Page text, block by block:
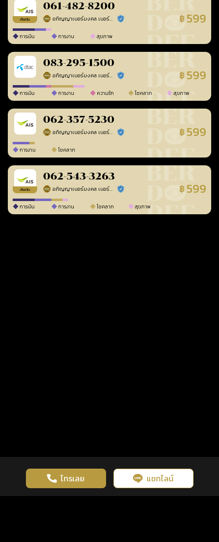
เติมเงิน
061-482-8200
อภิญญาเบอร์มงคล เบอร์สวยเลขศาสตร์ ร้านยืนยันแล้ว ฿ 599
การเงิน การงาน สุขภาพ
083-295-1500
อภิญญาเบอร์มงคล เบอร์สวยเลขศาสตร์ ร้านยืนยันแล้ว ฿ 599
การเงิน การงาน ความรัก โชคลาภ สุขภาพ
062-357-5230
อภิญญาเบอร์มงคล เบอร์สวยเลขศาสตร์ ร้านยืนยันแล้ว ฿ 599
การงาน โชคลาภ
เติมเงิน
062-543-3263
อภิญญาเบอร์มงคล เบอร์สวยเลขศาสตร์ ร้านยืนยันแล้ว ฿ 599
การเงิน การงาน โชคลาภ สุขภาพ
โทรเลย แชทไลน์
เว็บไซต์นี้มีการใช้งานคุกกี้ เพื่อเพิ่มประสิทธิภาพและประสบการณ์ที่ดี
ในการใช้งานเว็บไซต์ นโยบายความเป็นส่วนตัว
รู้ก่อน พร้อมกว่า ทุกจังหวะชีวิต คลิกดูดวงฟรี